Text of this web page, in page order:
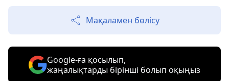
Мақаламен бөлісу
Google-ға қосылып,
жаңалықтарды бірінші болып оқыңыз